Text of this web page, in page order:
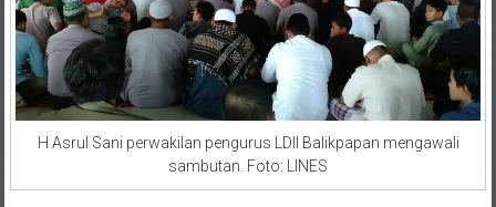
H Asrul Sani perwakilan pengurus LDII Balikpapan mengawali
sambutan. Foto: LINES